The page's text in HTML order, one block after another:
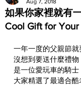
如果你家裡就有
Cool Gift for
Aug 7, 2018
一年一度的父親節
沒想到要送什麼禮物
是一位愛玩車的騎
大家精選了最適合酷